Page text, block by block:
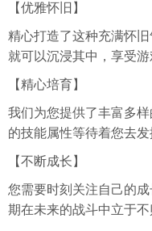
【优雅怀旧】
精心打造了这种充满怀
就可以沉浸其中，享受游
【精心培育】
我们为您提供了丰富多
的技能属性等待着您去发
【不断成长】
您需要时刻关注自己的
期在未来的战斗中立于不